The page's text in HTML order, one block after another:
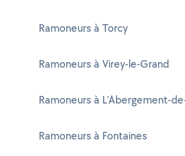
Ramoneurs à Torcy
Ramoneurs à Virey-le-Grand
Ramoneurs à L'Abergement-
Ramoneurs à Fontaines